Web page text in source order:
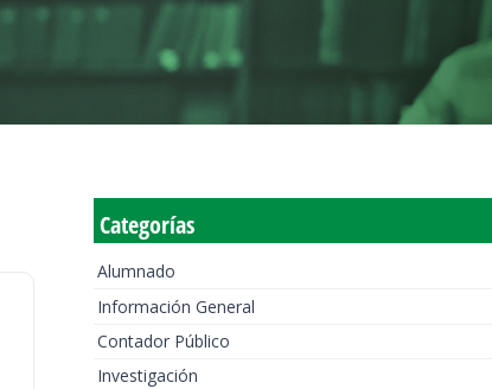
Categorías
Alumnado
Información General
Contador Público
Investigación